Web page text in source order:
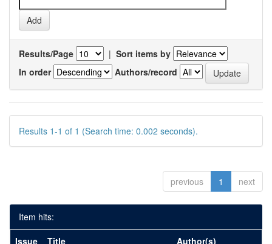
Results/Page | Sort items by
In order
Authors/record
Results 1-1 of 1 (Search time: 0.002 seconds).
previous 1 next
Item hits:
Issue
Title Author(s)